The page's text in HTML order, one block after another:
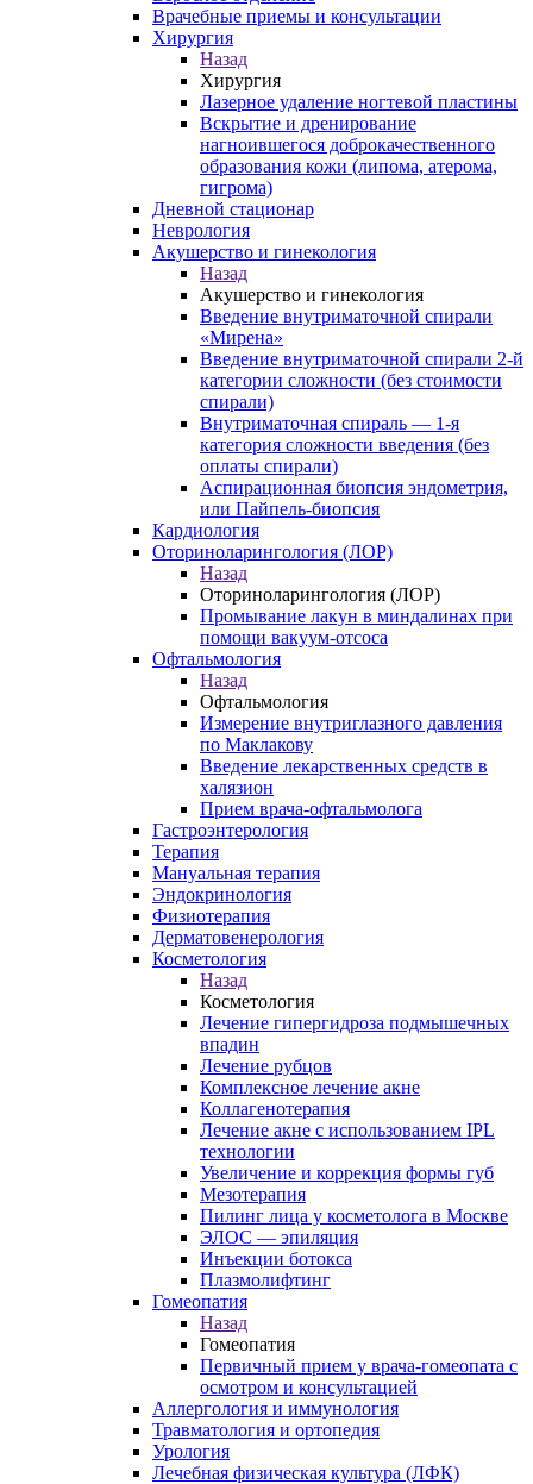
Врачебные приемы и консультации
Хирургия
Назад
Хирургия
Лазерное удаление ногтевой пластины
Вскрытие и дренирование
нагноившегося доброкачественного
образования кожи (липома, атерома,
гигрома)
Дневной стационар
Неврология
Акушерство и гинекология
Назад
Акушерство и гинекология
Введение внутриматочной спирали
«Мирена»
Введение внутриматочной спирали 2-й
категории сложности (без стоимости
спирали)
Внутриматочная спираль — 1-я
категория сложности введения (без
оплаты спирали)
Аспирационная биопсия эндометрия,
или Пайпель-биопсия
Кардиология
Оториноларингология (ЛОР)
Назад
Оториноларингология (ЛОР)
Промывание лакун в миндалинах при
помощи вакуум-отсоса
Офтальмология
Назад
Офтальмология
Измерение внутриглазного давления
по Маклакову
Введение лекарственных средств в
халязион
Прием врача-офтальмолога
Гастроэнтерология
Терапия
Мануальная терапия
Эндокринология
Физиотерапия
Дерматовенерология
Косметология
Назад
Косметология
Лечение гипергидроза подмышечных
впадин
Лечение рубцов
Комплексное лечение акне
Коллагенотерапия
Лечение акне с использованием IPL
технологии
Увеличение и коррекция формы губ
Мезотерапия
Пилинг лица у косметолога в Москве
ЭЛОС — эпиляция
Инъекции ботокса
Плазмолифтинг
Гомеопатия
Назад
Гомеопатия
Первичный прием у врача-гомеопата с
осмотром и консультацией
Аллергология и иммунология
Травматология и ортопедия
Урология
Лечебная физическая культура (ЛФК)